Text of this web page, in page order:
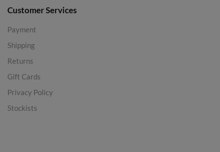
Customer Services
Payment
Shipping
Returns
Gift Cards
Privacy Policy
Stockists